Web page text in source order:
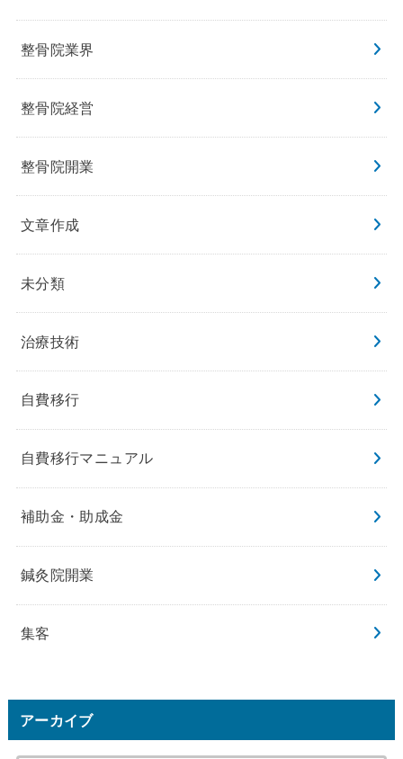
整骨院業界
整骨院経営
整骨院開業
文章作成
未分類
治療技術
自費移行
自費移行マニュアル
補助金・助成金
鍼灸院開業
集客
アーカイブ